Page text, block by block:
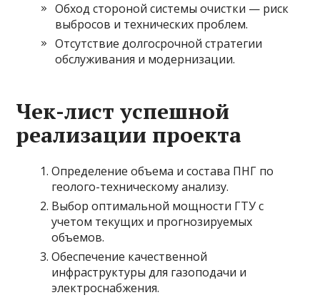
Обход стороной системы очистки — риск
выбросов и технических проблем.
Отсутствие долгосрочной стратегии
обслуживания и модернизации.
Чек-лист успешной
реализации проекта
Определение объема и состава ПНГ по
геолого-техническому анализу.
Выбор оптимальной мощности ГТУ с
учетом текущих и прогнозируемых
объемов.
Обеспечение качественной
инфраструктуры для газоподачи и
электроснабжения.